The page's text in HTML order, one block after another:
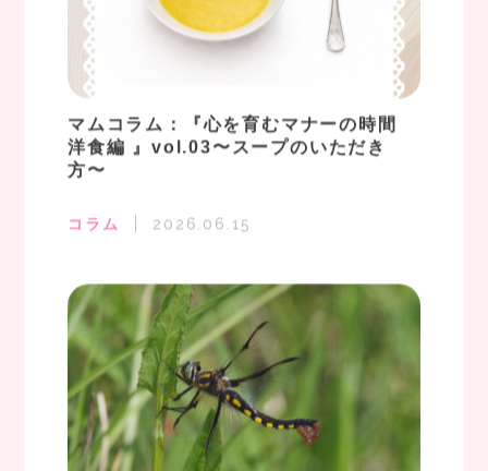
マムコラム：『心を育むマナーの時間
洋食編 』vol.03〜スープのいただき
方〜
コラム 2026.06.15